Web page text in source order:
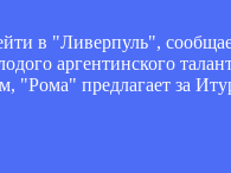
в "Ливерпуль",
аргентинского
"Рома" предлагает за